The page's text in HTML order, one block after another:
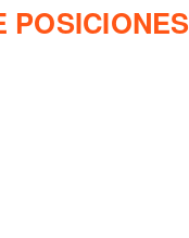
POSICIONES